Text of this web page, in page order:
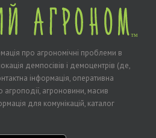
про агрономічні проблеми в
демпосівів і демоцентрів (де,
інформація, оперативна
агроподії, агроновини, масив
для комунікацій, каталог